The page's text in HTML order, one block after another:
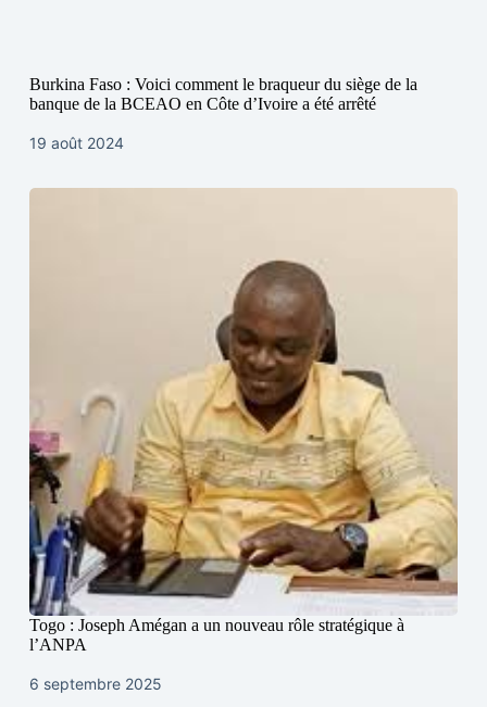
Burkina Faso : Voici comment le braqueur du siège de la
banque de la BCEAO en Côte d’Ivoire a été arrêté
19 août 2024
Togo : Joseph Amégan a un nouveau rôle stratégique à
l’ANPA
6 septembre 2025